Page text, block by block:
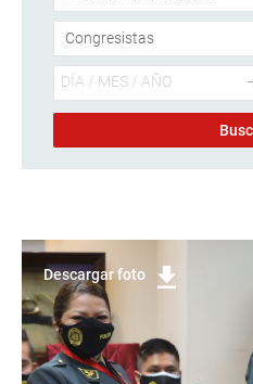
Descargar foto